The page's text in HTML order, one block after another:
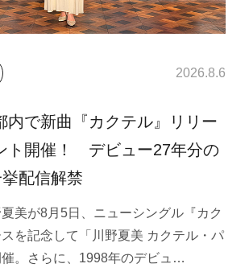
2026.8.6
内で新曲『カクテル』リリー
ト開催！ デビュー27年分の
配信解禁
美が8月5日、ニューシングル『カク
を記念して「川野夏美 カクテル・パ
。さらに、1998年のデビュ…